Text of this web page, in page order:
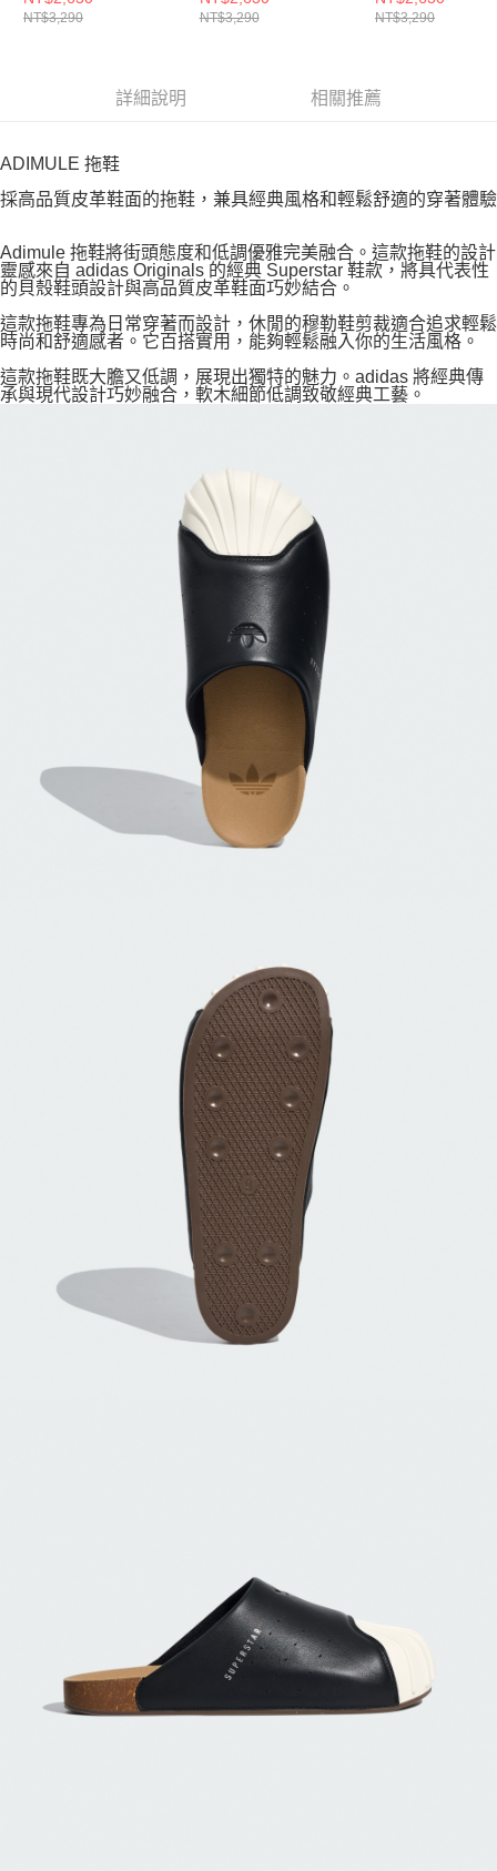
NT$3,290 NT$3,290 NT$3,290
詳細說明 相關推薦
ADIMULE 拖鞋
採高品質皮革鞋面的拖鞋，兼具經典風格和輕鬆舒適的穿著體驗
Adimule 拖鞋將街頭態度和低調優雅完美融合。這款拖鞋的設計
靈感來自 adidas Originals 的經典 Superstar 鞋款，將具代表性
的貝殼鞋頭設計與高品質皮革鞋面巧妙結合。
這款拖鞋專為日常穿著而設計，休閒的穆勒鞋剪裁適合追求輕鬆
時尚和舒適感者。它百搭實用，能夠輕鬆融入你的生活風格。
這款拖鞋既大膽又低調，展現出獨特的魅力。adidas 將經典傳
承與現代設計巧妙融合，軟木細節低調致敬經典工藝。